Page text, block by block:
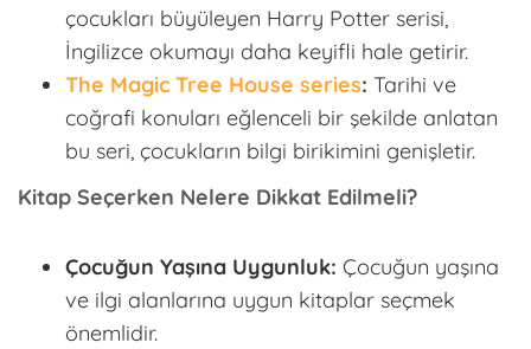
çocukları büyüleyen Harry Potter serisi,
İngilizce okumayı daha keyifli hale getirir.
The Magic Tree House series: Tarihi ve
coğrafi konuları eğlenceli bir şekilde anlatan
bu seri, çocukların bilgi birikimini genişletir.
Kitap Seçerken Nelere Dikkat Edilmeli?
Çocuğun Yaşına Uygunluk: Çocuğun yaşına
ve ilgi alanlarına uygun kitaplar seçmek
önemlidir.